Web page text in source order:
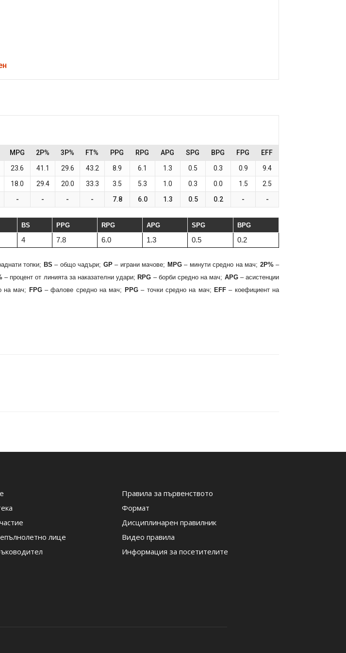
MPG 2P% 3P% FT% PPG RPG APG SPG BPG FPG
EFF
23.6 41.1 29.6 43.2 8.9 6.1 1.3 0.5 0.3 0.9
9.4
18.0 29.4 20.0 33.3 3.5 5.3 1.0 0.3 0.0 1.5
2.5
- - - - 7.8 6.0 1.3 0.5 0.2 - -
BS PPG RPG APG SPG BPG
4 7.8 6.0 1.3 0.5 0.2
топки; BS – общо чадъри; GP– играни мачове; MPG– минути средно на мач; 2P%–
– процент от линията за наказателни удари;RPG – борби средно на мач; APG– асистенции
на мач; FPG– фалове средно на мач; PPG– точки средно на мач; EFF– коефициент на
лице
Правила за първенството
Формат
Дисциплинарен правилник
Видео правила
Информация за посетителите